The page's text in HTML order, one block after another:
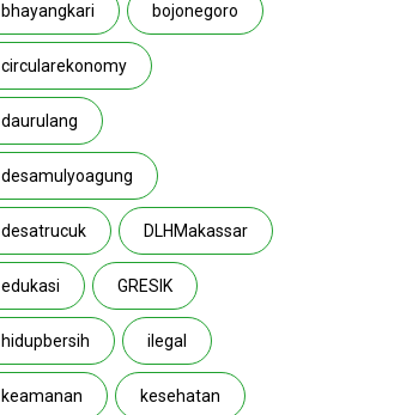
bhayangkari bojonegoro
circularekonomy
daurulang
desamulyoagung
desatrucuk DLHMakassar
edukasi GRESIK
hidupbersih ilegal
keamanan kesehatan